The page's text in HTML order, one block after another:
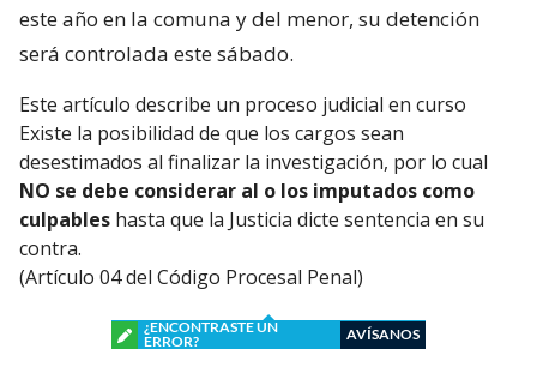
este año en la comuna y del menor, su detención
será controlada este sábado.
Este artículo describe un proceso judicial en curso
Existe la posibilidad de que los cargos sean
desestimados al finalizar la investigación, por lo cual
NO se debe considerar al o los imputados como
culpables hasta que la Justicia dicte sentencia en su
contra.
(Artículo 04 del Código Procesal Penal)
¿ENCONTRASTE UN
ERROR?
AVÍSANOS